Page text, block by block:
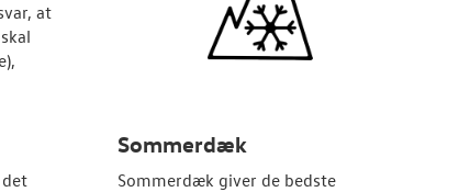
at
Sommerdæk
Sommerdæk giver de bedste